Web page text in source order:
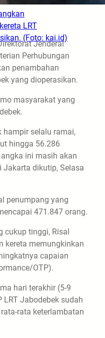
LRT
(Foto: kai.id)
Jenderal
Perhubungan
penambahan
yang dioperasikan.
masyarakat yang
hampir selalu ramai,
hingga 56.286
ini masih akan
Jakarta dikutip, Selasa
penumpang yang
471.847 orang.
cukup tinggi, Risal
kereta memungkinkan
capaian
OTP).
hari terakhir (5-9
LRT Jabodebek sudah
rata keterlambatan